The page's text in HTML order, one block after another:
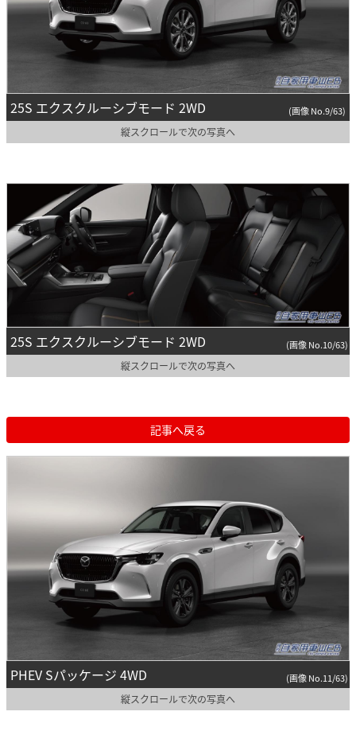
25S エクスクルーシブモード 2WD (画像 No.9/63)
縦スクロールで次の写真へ
25S エクスクルーシブモード 2WD (画像 No.10/63)
縦スクロールで次の写真へ
記事へ戻る
PHEV Sパッケージ 4WD (画像 No.11/63)
縦スクロールで次の写真へ